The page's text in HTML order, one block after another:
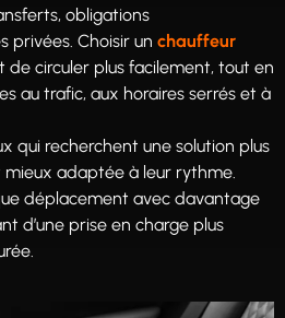
obligations
privées. Choisir un chauffeur
de circuler plus facilement, tout en
au trafic, aux horaires serrés et à
qui recherchent une solution plus
adaptée à leur rythme.
déplacement avec davantage
d’une prise en charge plus